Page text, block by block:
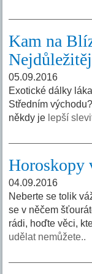
Kam na
05.09.2016
Exotické dálky
Středním
někdy je lepší
Horoskopy
04.09.2016
Neberte se tolik
se v něčem
rádi, hoďte věci,
udělat nemůžete..